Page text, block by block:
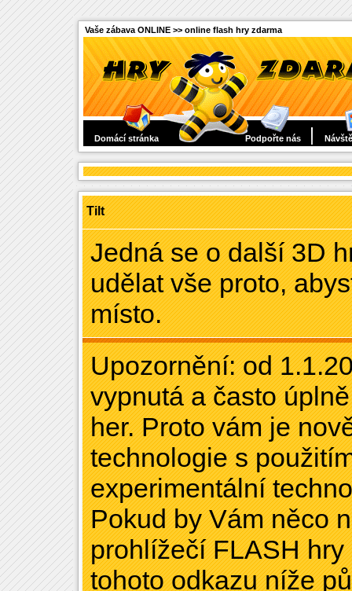
Vaše zábava ONLINE >> online flash hry zdarma
Domácí stránka Podpořte nás
Tilt
Jedná se o další 3D
udělat vše proto,
místo.
Upozornění: od
vypnutá a často
her. Proto vám je
technologie s
experimentální
Pokud by Vám něco
prohlížečí FLASH
tohoto odkazu níže